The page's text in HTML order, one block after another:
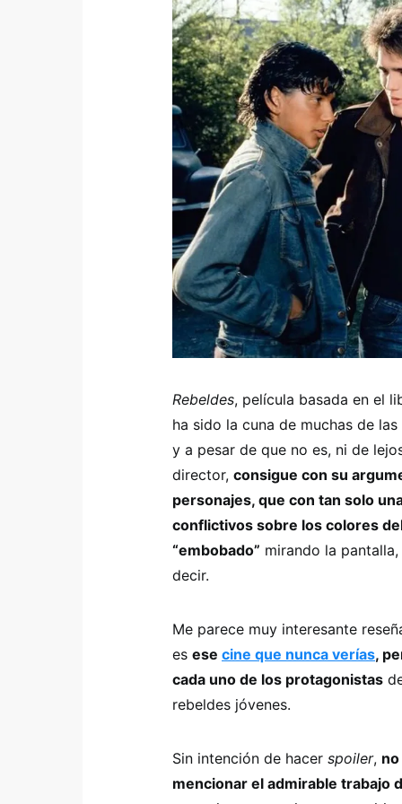
Rebeldes, película basada en el
ha sido la cuna de muchas de
y a pesar de que no es, ni de
director, consigue con su
personajes, que con tan solo
conflictivos sobre los colores
“embobado” mirando la
decir.
Me parece muy interesante
es ese cine que nunca verías,
cada uno de los protagonistas
rebeldes jóvenes.
Sin intención de hacer spoiler,
mencionar el admirable trabajo